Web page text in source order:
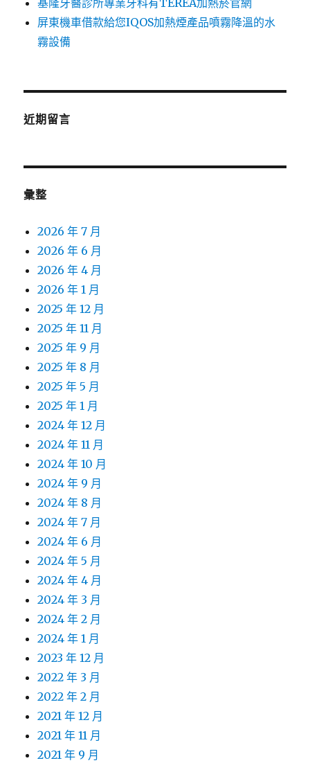
基隆牙醫診所專業牙科有TEREA加熱菸官網
屏東機車借款給您IQOS加熱煙產品噴霧降溫的水
霧設備
近期留言
彙整
2026 年 7 月
2026 年 6 月
2026 年 4 月
2026 年 1 月
2025 年 12 月
2025 年 11 月
2025 年 9 月
2025 年 8 月
2025 年 5 月
2025 年 1 月
2024 年 12 月
2024 年 11 月
2024 年 10 月
2024 年 9 月
2024 年 8 月
2024 年 7 月
2024 年 6 月
2024 年 5 月
2024 年 4 月
2024 年 3 月
2024 年 2 月
2024 年 1 月
2023 年 12 月
2022 年 3 月
2022 年 2 月
2021 年 12 月
2021 年 11 月
2021 年 9 月